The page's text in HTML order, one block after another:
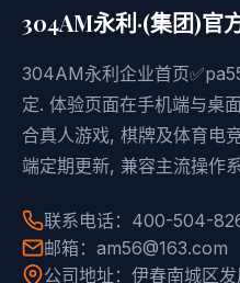
304AM永利·(集团)官
304AM永利企业首页
定. 体验页面在手机端与桌
合真人游戏, 棋牌及体育电
端定期更新, 兼容主流操作
联系电话：400-504-
邮箱：am56@163.com
公司地址：伊春南城区